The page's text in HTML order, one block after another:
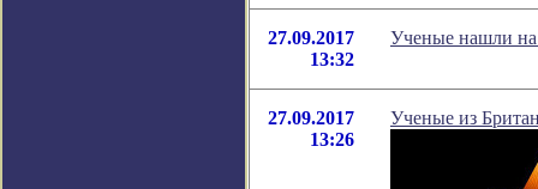
27.09.2017
13:32
Ученые нашли на
27.09.2017
13:26
Ученые из